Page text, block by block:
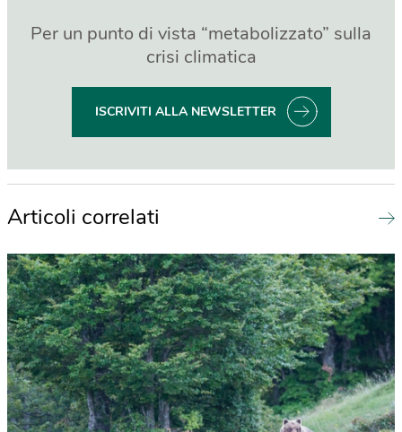
Per un punto di vista “metabolizzato” sulla
crisi climatica
ISCRIVITI ALLA NEWSLETTER
Articoli correlati